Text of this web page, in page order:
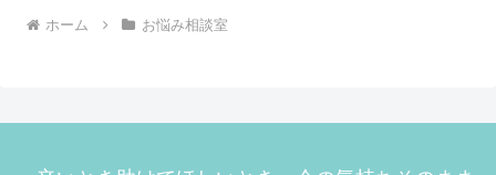
ホーム お悩み相談室